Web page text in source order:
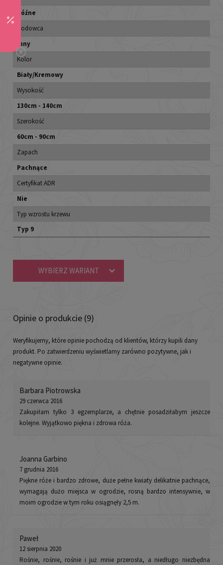
Późne
Hodowca
Inny
Kolor
Biały/Kremowy
Wysokość
130cm - 140cm
Szerokość
60cm - 90cm
Zapach
Pachnące
Certyfikat ADR
Nie
Typ wzrostu krzewu
Typ 9
WYBIERZ WARIANT
Opinie o produkcie (9)
Weryfikujemy, które opinie pochodzą od klientów, którzy kupili dany
produkt. Po zatwierdzeniu wyświetlamy zarówno pozytywne, jak i
negatywne opinie.
Barbara Piotrowska
29 czerwca 2016
Zakupiłam tylko 3 egzemplarze, a chętnie posadziłabym jeszcze
kolejne. Wyjątkowo piękna i zdrowa róża.
Joanna Garbino
7 grudnia 2016
Piękne róże i bardzo zdrowe, duże pełne kwiaty delikatnie pachnące,
wymagają dużo miejsca w ogrodzie, rosną bardzo intensywnie, w
moim ogrodzie w tym roku osiągnęły 2,5 m.
Paweł
12 sierpnia 2020
Rośnie, rośnie, rośnie i już mnie przerosła, a niedługo niezbędna